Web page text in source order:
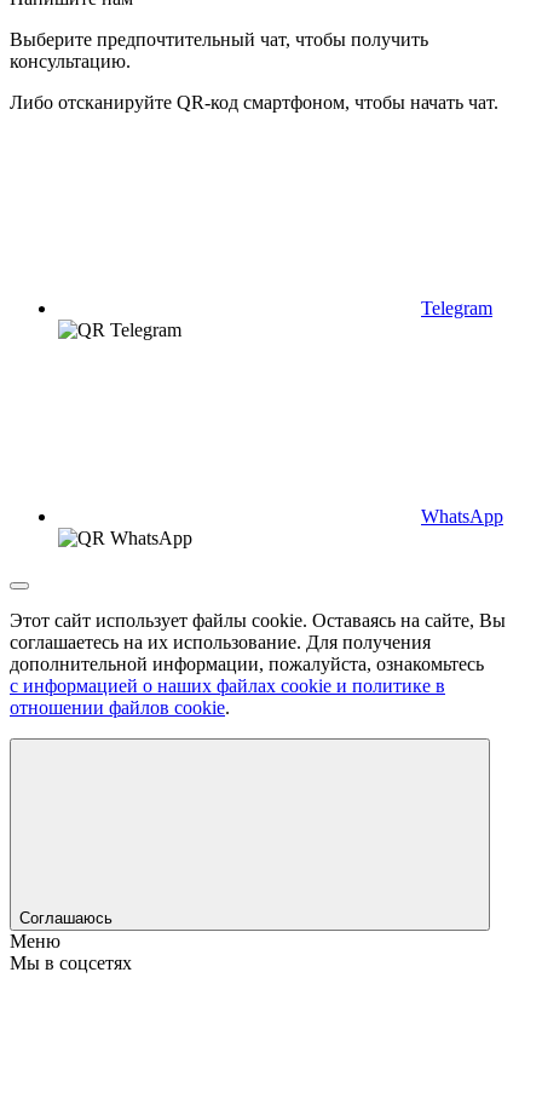
Выберите предпочтительный чат, чтобы получить
консультацию.
Либо отсканируйте QR-код смартфоном, чтобы начать чат.
Telegram
WhatsApp
Этот сайт использует файлы cookie. Оставаясь на сайте, Вы
соглашаетесь на их использование. Для получения
дополнительной информации, пожалуйста, ознакомьтесь
с информацией о наших файлах cookie и политике в
отношении файлов cookie.
Соглашаюсь
Меню
Мы в соцсетях